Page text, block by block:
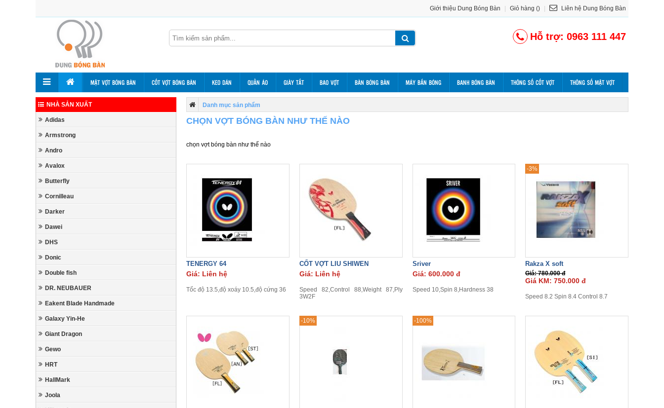
Giới thiệu Dung Bóng Bàn Giỏ hàng () Liên hệ Dung Bóng Bàn
Hỗ trợ: 0963 111 447
MẶT VỢT BÓNG BÀN CỐT VỢT BÓNG BÀN KEO DÁN QUẦN ÁO GIÀY TẤT BAO VỢT BÀN BÓNG BÀN MÁY BẮN BÓNG BANH BÓNG BÀN THÔNG SỐ CỐT VỢT THÔNG SỐ MẶT VỢT
NHÀ SẢN XUẤT
Adidas
Armstrong
Andro
Avalox
Butterfly
Cornilleau
Darker
Dawei
DHS
Donic
Double fish
DR. NEUBAUER
Eakent Blade Handmade
Galaxy Yin-He
Giant Dragon
Gewo
HRT
HallMark
Joola
Danh mục sản phẩm
CHỌN VỢT BÓNG BÀN NHƯ THẾ NÀO
chọn vợt bóng bàn như thế nào
TENERGY 64
Giá: Liên hệ
Tốc độ 13.5,độ xoáy 10.5,độ cứng 36
CỐT VỢT LIU SHIWEN
Giá: Liên hệ
Speed 82,Control 88,Weight 87,Ply
3W2F
Sriver
Giá: 600.000 đ
Speed 10,Spin 8,Hardness 38
-3%
Rakza X soft
Giá: 780.000 đ
Giá KM: 750.000 đ
Speed 8.2 Spin 8.4 Control 8.7
-10% -100%